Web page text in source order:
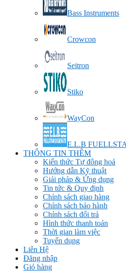
Bass Instruments
Crowcon
Seitron
Stiko
WayCon
E.L.B
THÔNG TIN THÊM
Kiến thức Tự đông hoá
Hướng dẫn Kỹ thuật
Giải pháp & Ứng dụng
Tin tức & Quy định
Chính sách giao hàng
Chính sách bảo hành
Chính sách đổi trả
Hình thức thanh toán
Thời gian làm việc
Tuyển dụng
Liên Hệ
Đăng nhập
Giỏ hàng